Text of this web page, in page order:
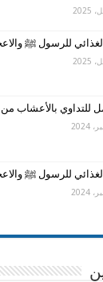
للرسول ﷺ
للتداوي بالأعشاب
للرسول ﷺ